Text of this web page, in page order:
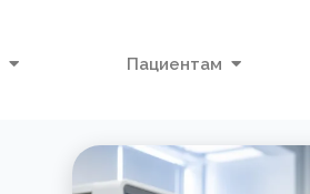
Пациентам